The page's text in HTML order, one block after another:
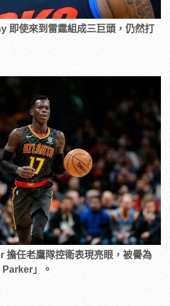
即使來到雷霆組成三巨頭，仍然打
擔任老鷹隊控衛表現亮眼，被譽為
Parker」。